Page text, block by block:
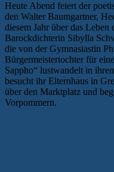
Heute Abend feiert der
den Walter Baumgartner,
diesem Jahr über das
Barockdichterin Sibylla
die von der Gymnasiastin
Bürgermeistertochter für
Sappho“ lustwandelt in
besucht ihr Elternhaus in
über den Marktplatz und
Vorpommern.